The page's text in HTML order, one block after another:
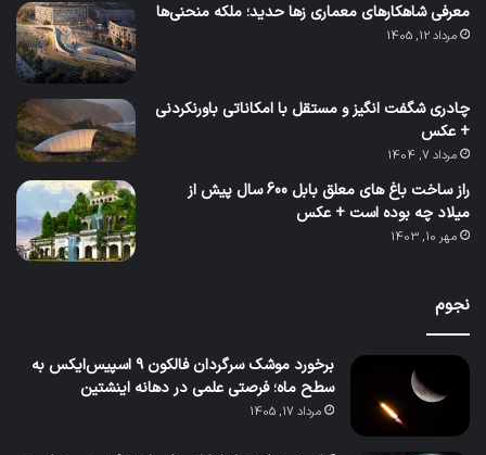
معرفی شاهکارهای معماری زها حدید؛ ملکه منحنی‌ها
مرداد 12, 1405
چادری شگفت انگیز و مستقل با امکاناتی باورنکردنی
+ عکس
مرداد 7, 1404
راز ساخت باغ های معلق بابل 600 سال پیش از
میلاد چه بوده است + عکس
مهر 10, 1403
نجوم
برخورد موشک سرگردان فالکون ۹ اسپیس‌ایکس به
سطح ماه؛ فرصتی علمی در دهانه اینشتین
مرداد 17, 1405